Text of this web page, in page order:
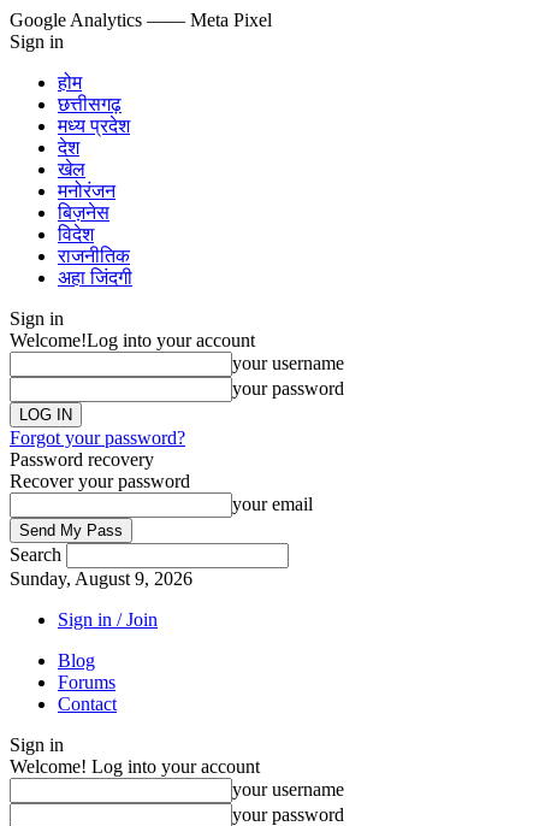
Google Analytics —— Meta Pixel
Sign in
होम
छत्तीसगढ़
मध्य प्रदेश
देश
खेल
मनोरंजन
बिज़नेस
विदेश
राजनीतिक
अहा जिंदगी
Sign in
Welcome!Log into your account
your username
your password
Forgot your password?
Password recovery
Recover your password
your email
Search
Sunday, August 9, 2026
Sign in / Join
Blog
Forums
Contact
Sign in
Welcome! Log into your account
your username
your password